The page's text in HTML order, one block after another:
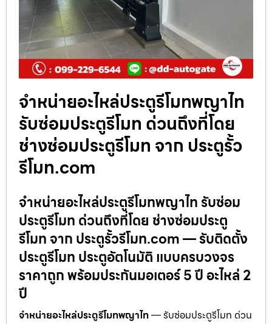
จำหน่ายอะไหล่ประตูรีโมทพญาไท
รับซ่อมประตูรีโมท ด่วนถึงที่โดย
ช่างซ่อมประตูรีโมท จาก ประตูรั้ว
รีโมท.com
จำหน่ายอะไหล่ประตูรีโมทพญาไท รับซ่อม
ประตูรีโมท ด่วนถึงที่โดย ช่างซ่อมประตู
รีโมท จาก ประตูรั้วรีโมท.com — รับติดตั้ง
ประตูรีโมท ประตูอัตโนมัติ แบบครบวงจร
ราคาถูก พร้อมประกันมอเตอร์ 5 ปี อะไหล่ 2
ปี
จำหน่ายอะไหล่ประตูรีโมทพญาไท— รับซ่อมประตูรีโมท ด่วน